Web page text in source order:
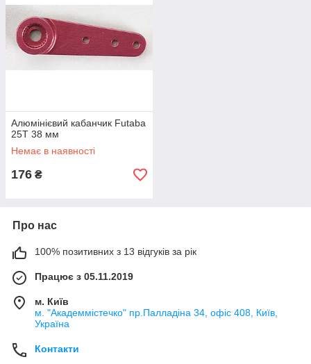
Алюмінієвий кабанчик Futaba
25T 38 мм
Немає в наявності
176 ₴
Про нас
100% позитивних з 13 відгуків за рік
Працює з 05.11.2019
м. Київ
м. "Академмістечко" пр.Палладіна 34, офіс 408, Київ,
Україна
Контакти